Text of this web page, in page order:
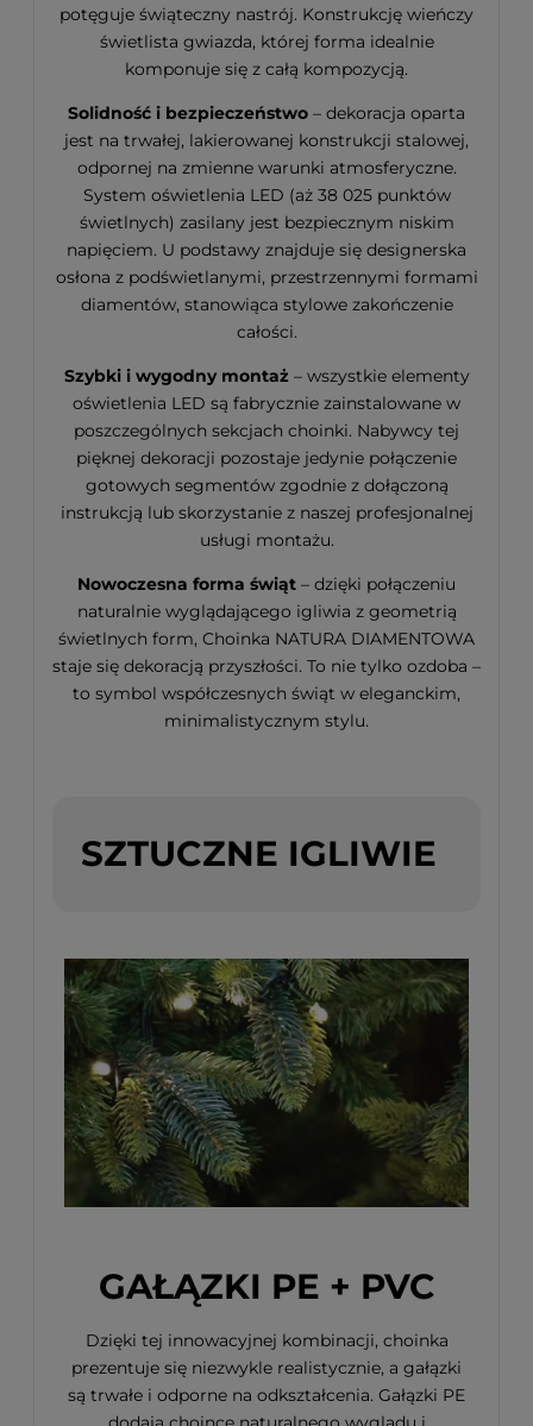
potęguje świąteczny nastrój. Konstrukcję wieńczy
świetlista gwiazda, której forma idealnie
komponuje się z całą kompozycją.
Solidność i bezpieczeństwo – dekoracja oparta
jest na trwałej, lakierowanej konstrukcji stalowej,
odpornej na zmienne warunki atmosferyczne.
System oświetlenia LED (aż 38 025 punktów
świetlnych) zasilany jest bezpiecznym niskim
napięciem. U podstawy znajduje się designerska
osłona z podświetlanymi, przestrzennymi formami
diamentów, stanowiąca stylowe zakończenie
całości.
Szybki i wygodny montaż– wszystkie elementy
oświetlenia LED są fabrycznie zainstalowane w
poszczególnych sekcjach choinki. Nabywcy tej
pięknej dekoracji pozostaje jedynie połączenie
gotowych segmentów zgodnie z dołączoną
instrukcją lub skorzystanie z naszej profesjonalnej
usługi montażu.
Nowoczesna forma świąt – dzięki połączeniu
naturalnie wyglądającego igliwia z geometrią
świetlnych form, Choinka NATURA DIAMENTOWA
staje się dekoracją przyszłości. To nie tylko ozdoba –
to symbol współczesnych świąt w eleganckim,
minimalistycznym stylu.
SZTUCZNE IGLIWIE
GAŁĄZKI PE + PVC
Dzięki tej innowacyjnej kombinacji, choinka
prezentuje się niezwykle realistycznie, a gałązki
są trwałe i odporne na odkształcenia. Gałązki PE